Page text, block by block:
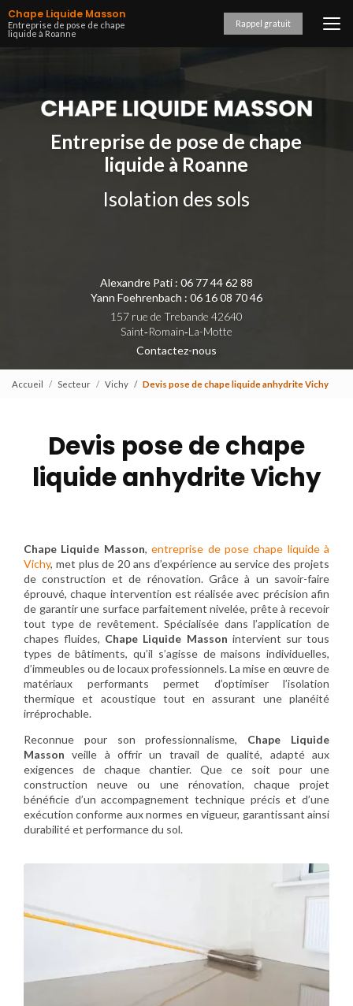
Aller
au
contenu
Chape Liquide Masson
Entreprise de pose de chape
liquide à Roanne
Rappel gratuit
Entreprise de pose de chape
liquide à Roanne
Isolation des sols
Alexandre Pati : 06 77 44 62 88
Yann Foehrenbach : 06 16 08 70 46
157 rue de Trebande 42640
Saint‑Romain‑La-Motte
Contactez-nous
Accueil Secteur Vichy Devis pose de chape liquide anhydrite Vichy
Devis pose de chape
liquide anhydrite Vichy
Chape Liquide Masson,entreprise de pose chape liquide à
Vichy, met plus de 20 ans d’expérience au service des projets
de construction et de rénovation. Grâce à un savoir-faire
éprouvé, chaque intervention est réalisée avec précision afin
de garantir une surface parfaitement nivelée, prête à recevoir
tout type de revêtement. Spécialisée dans l’application de
chapes fluides, Chape Liquide Masson intervient sur tous
types de bâtiments, qu’il s’agisse de maisons individuelles,
d’immeubles ou de locaux professionnels. La mise en œuvre de
matériaux performants permet d’optimiser l’isolation
thermique et acoustique tout en assurant une planéité
irréprochable.
Reconnue pour son professionnalisme, Chape Liquide
Masson veille à offrir un travail de qualité, adapté aux
exigences de chaque chantier. Que ce soit pour une
construction neuve ou une rénovation, chaque projet
bénéficie d’un accompagnement technique précis et d’une
exécution conforme aux normes en vigueur, garantissant ainsi
durabilité et performance du sol.